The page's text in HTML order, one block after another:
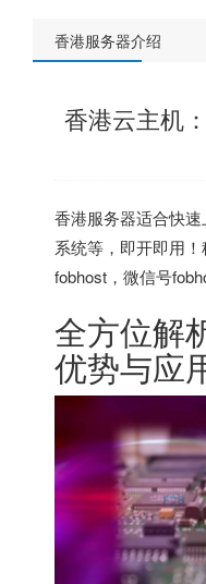
香港服务器介绍
香港云主机
香港服务器适合快速
系统等，即开即用
fobhost，微信号
全方位解
优势与应